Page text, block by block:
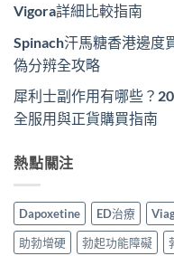
Vigora詳細比較指南
Spinach汗馬糖香港邊度
偽分辨全攻略
犀利士副作用有哪些？
全服用與正貨購買指南
熱點關注
Dapoxetine ED治療
助勃增硬
勃起功能障礙